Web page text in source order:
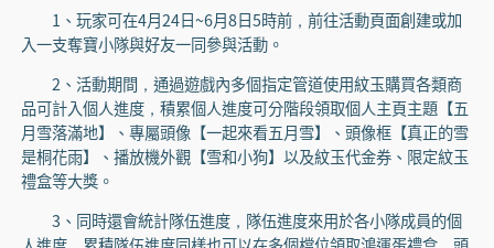
1、玩家可在4月24日~6月8日5時前，前往活動頁面創建或加
入一支奪寶小隊與好友一同參與活動。
2、活動期間，通過遊戲內多個指定管道使用紋玉購買各類商
品可計入個人進度，積累個人進度可分階段領取個人主頁主題【五
月雪落滿地】、專屬頭像【一起來看五月雪】、頭像框【真正的雪
是桐花雨】、播放機外觀【雪和小狗】以及紋玉代金券、限定紋玉
禮盒等大獎。
3、同時還會統計隊伍進度，隊伍進度來用於各小隊成員的個